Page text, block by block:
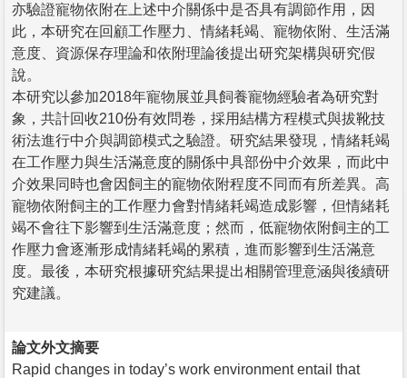
亦驗證寵物依附在上述中介關係中是否具有調節作用，因
此，本研究在回顧工作壓力、情緒耗竭、寵物依附、生活滿
意度、資源保存理論和依附理論後提出研究架構與研究假
說。
本研究以參加2018年寵物展並具飼養寵物經驗者為研究對
象，共計回收210份有效問卷，採用結構方程模式與拔靴技
術法進行中介與調節模式之驗證。研究結果發現，情緒耗竭
在工作壓力與生活滿意度的關係中具部份中介效果，而此中
介效果同時也會因飼主的寵物依附程度不同而有所差異。高
寵物依附飼主的工作壓力會對情緒耗竭造成影響，但情緒耗
竭不會往下影響到生活滿意度；然而，低寵物依附飼主的工
作壓力會逐漸形成情緒耗竭的累積，進而影響到生活滿意
度。最後，本研究根據研究結果提出相關管理意涵與後續研
究建議。
論文外文摘要
Rapid changes in today’s work environment entail that